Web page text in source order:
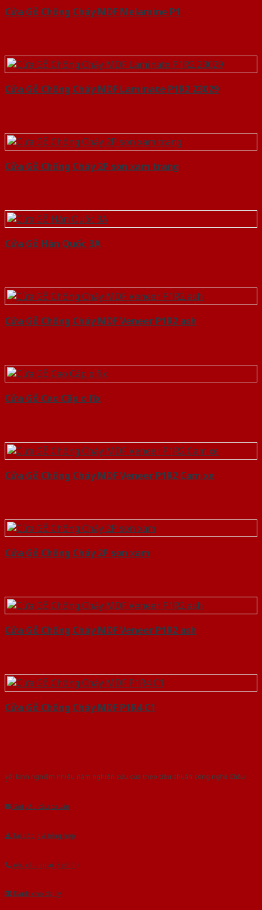
Cửa Gỗ Chống Cháy MDF Melamine P1
Cửa Gỗ Chống Cháy MDF Laminate P1R2 23029
Cửa Gỗ Chống Cháy 2P son xam trang
Cửa Gỗ Hàn Quốc 3A
Cửa Gỗ Chống Cháy MDF Veneer P1R2 ash
Cửa Gỗ Cao Cấp o fix
Cửa Gỗ Chống Cháy MDF Veneer P1R2 Cam xe
Cửa Gỗ Chống Cháy 2P son xam
Cửa Gỗ Chống Cháy MDF Veneer P1R2 ash
Cửa Gỗ Chống Cháy MDF P1R4 C1
Với kinh nghiệm nhiêu năm nghiên cứu cửa theo tiêu chuẩn công nghệ Châu
Gửi yêu cầu tư vấn
Tải báo giá tổng hợp
Yêu cầu gọi lại (3 phút)
Dành cho đại lý